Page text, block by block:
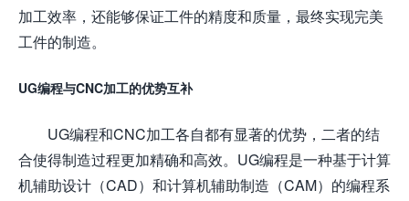
加工效率，还能够保证工件的精度和质量，最终实现完美
工件的制造。
UG编程与CNC加工的优势互补
UG编程和CNC加工各自都有显著的优势，二者的结
合使得制造过程更加精确和高效。UG编程是一种基于计算
机辅助设计（CAD）和计算机辅助制造（CAM）的编程系